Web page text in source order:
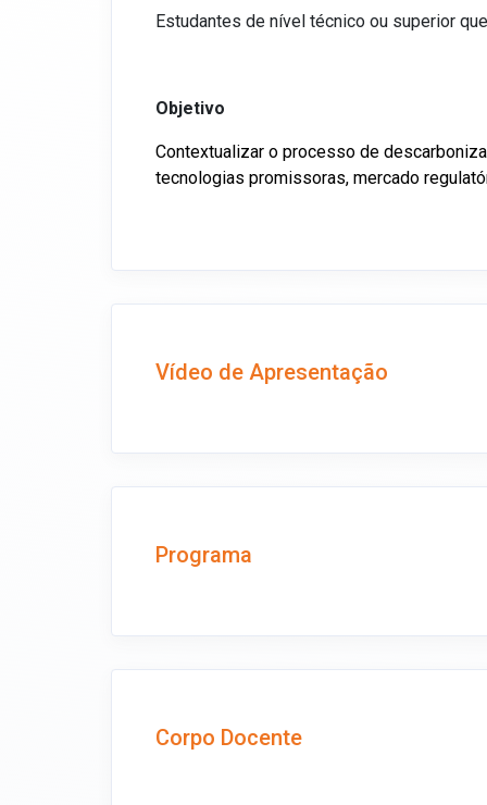
Estudantes de nível técnico ou superior
Objetivo
Contextualizar o processo de
tecnologias promissoras, mercado
Vídeo de Apresentação
Programa
Corpo Docente